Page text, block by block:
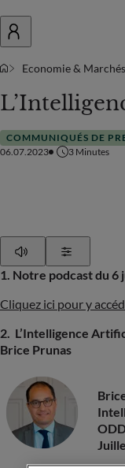
Economie & Marchés
COMMUNIQUÉS DE
06.07.2023
3 Minutes
1. Notre podcast du
Cliquez ici pour y
2. L’Intelligence
Brice Prunas